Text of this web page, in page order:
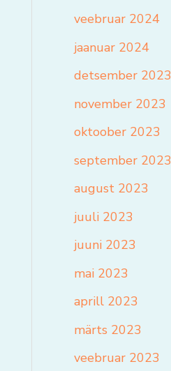
veebruar 2024
jaanuar 2024
detsember 2023
november 2023
oktoober 2023
september 2023
august 2023
juuli 2023
juuni 2023
mai 2023
aprill 2023
märts 2023
veebruar 2023